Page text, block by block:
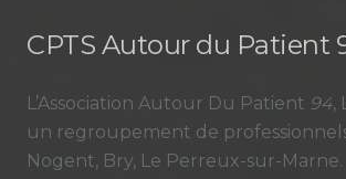
CPTS Autour du Patient
L’Association Autour Du Patient 94,
un regroupement de
Nogent, Bry, Le Perreux-sur-Marne.